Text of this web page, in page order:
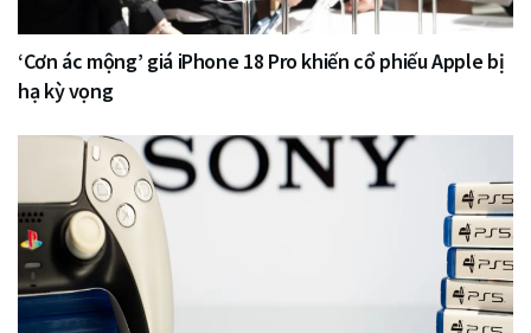
‘Cơn ác mộng’ giá iPhone 18 Pro khiến cổ phiếu Apple bị
hạ kỳ vọng